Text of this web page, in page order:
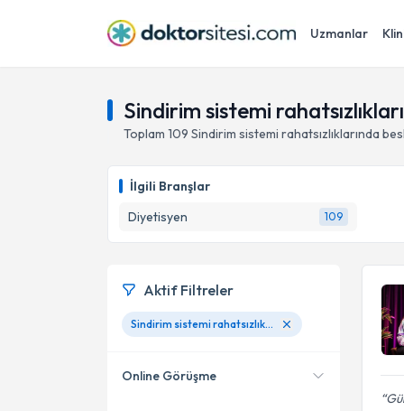
Uzmanlar
Sindirim sistemi
Toplam 109 Sindirim sistemi rahatsızlıklarında
İlgili Branşlar
Diyetisyen
109
Aktif Filtreler
Sindirim sistemi rahatsızlıklarında beslenme tedavisi
Online Görüşme